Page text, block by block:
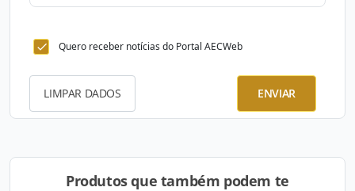
Quero receber notícias do Portal AECWeb
LIMPAR DADOS ENVIAR
Produtos que também podem te